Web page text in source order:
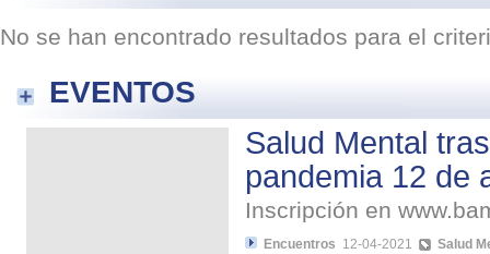
No se han encontrado resultados para el
EVENTOS
Salud Mental
pandemia 12 de
Inscripción en
Encuentros 12-04-2021 Salud